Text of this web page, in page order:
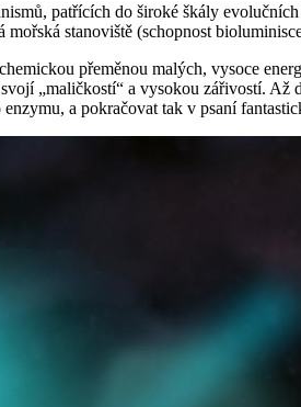
patřících do široké škály
stanoviště (schopnost
přeměnou malých, vysoce
„maličkostí“ a vysokou zářivostí. Až
a pokračovat tak v psaní